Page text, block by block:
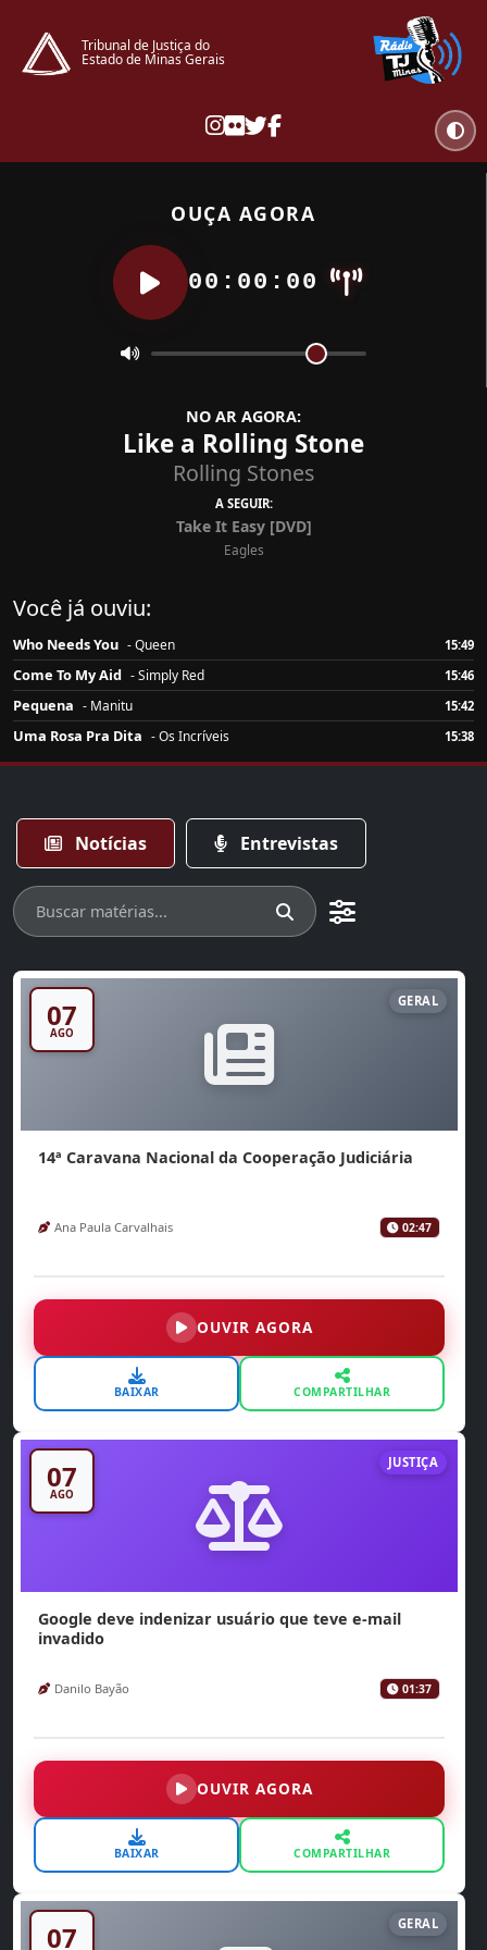
Tribunal de Justiça do
Estado de Minas Gerais
OUÇA AGORA
00:00:00
NO AR AGORA:
Like a Rolling Stone
Rolling Stones
A SEGUIR:
Take It Easy [DVD]
Eagles
Você já ouviu:
Who Needs You - Queen 15:49
Come To My Aid - Simply Red 15:46
Pequena - Manitu 15:42
Uma Rosa Pra Dita - Os Incríveis 15:38
Notícias Entrevistas
07
AGO
GERAL
14ª Caravana Nacional da Cooperação Judiciária
Ana Paula Carvalhais 02:47
OUVIR AGORA
BAIXAR COMPARTILHAR
07
AGO
JUSTIÇA
Google deve indenizar usuário que teve e-mail
invadido
Danilo Bayão 01:37
OUVIR AGORA
BAIXAR COMPARTILHAR
07 GERAL